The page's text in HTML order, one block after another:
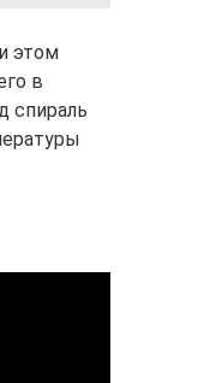
этом
в
спираль